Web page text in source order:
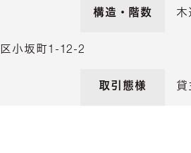
構造・階数 木
小坂町1-12-2
取引態様 貸